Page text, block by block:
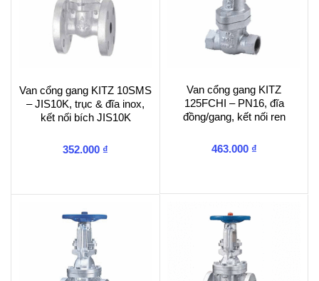
Van cổng gang KITZ 10SMS
– JIS10K, trục & đĩa inox,
kết nối bích JIS10K
352.000 ₫
Van cổng gang KITZ
125FCHI – PN16, đĩa
đồng/gang, kết nối ren
463.000 ₫